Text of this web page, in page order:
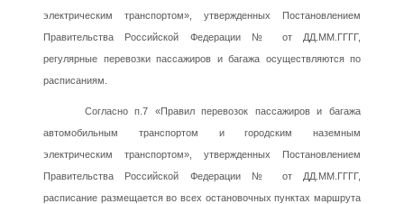
электрическим транспортом», утвержденных Постановлением
Правительства Российской Федерации № от ДД.ММ.ГГГГ,
регулярные перевозки пассажиров и багажа осуществляются по
расписаниям.
Согласно п.7 «Правил перевозок пассажиров и багажа
автомобильным транспортом и городским наземным
электрическим транспортом», утвержденных Постановлением
Правительства Российской Федерации № от ДД.ММ.ГГГГ,
расписание размещается во всех остановочных пунктах маршрута